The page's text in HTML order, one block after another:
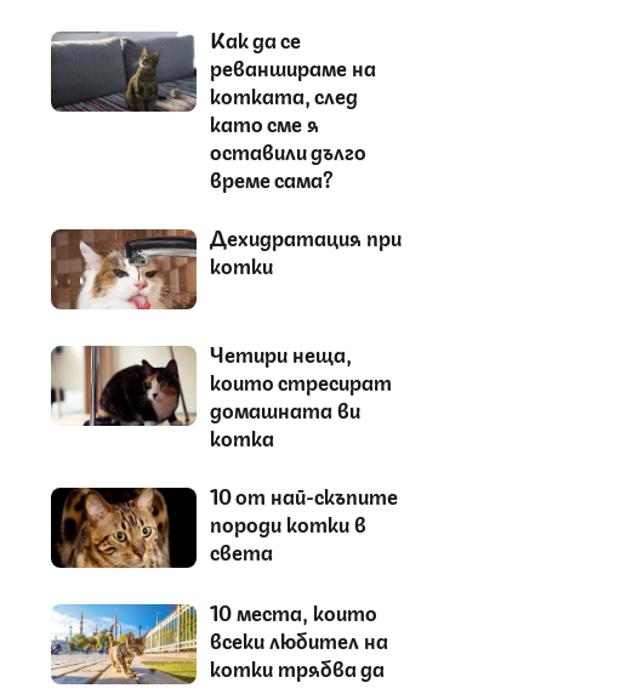
Как да се
реваншираме на
котката, след
като сме я
оставили дълго
време сама?
Дехидратация при
котки
Четири неща,
които стресират
домашната ви
котка
10 от най-скъпите
породи котки в
света
10 места, които
всеки любител на
котки трябва да